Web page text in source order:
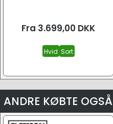
Fra 3.699,00 DKK
Hvid Sort
ANDRE KØBTE OGSÅ